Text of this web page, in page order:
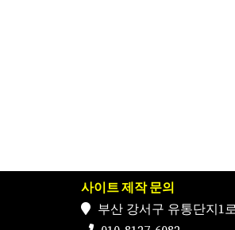
사이트 제작 문의
부산 강서구 유통단지1